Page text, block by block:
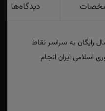
دیدگاه‌ها
رایگان به سراسر نقاط
ایران انجام